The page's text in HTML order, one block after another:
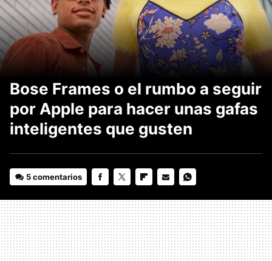
Bose Frames o el rumbo a seguir
por Apple para hacer unas gafas
inteligentes que gusten
5 comentarios
MAIL